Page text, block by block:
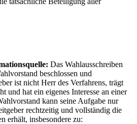
Das Wahlausschreiben
beschlossen und
ist nicht Herr des Verfahrens, trägt
und hat ein eigenes Interesse an einer
kann seine Aufgabe nur
rechtzeitig und vollständig die
erhält, insbesondere zu: